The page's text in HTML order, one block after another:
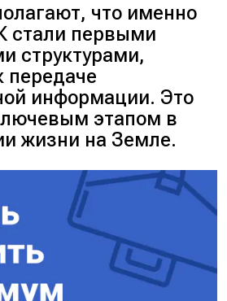
что именно
стали первыми
структурами,
передаче
информации. Это
этапом в
жизни на Земле.